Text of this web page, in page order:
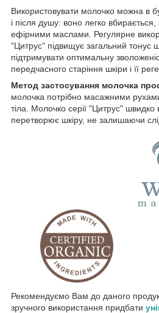
Використовувати молочко можна в
і після душу: воно легко вбирається,
ефірними маслами. Регулярне
"Цитрус" підвищує загальний тонус
підтримувати оптимальну
передчасного старіння шкіри і її
Метод застосування молочка
молочка потрібно масажними
тіла. Молочко серії "Цитрус" швидко
перетворює шкіру, не залишаючи
Рекомендуємо Вам до даного
зручного використання придбати